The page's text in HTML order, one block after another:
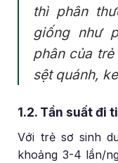
thì phân
giống như
phân của
sệt quánh,
1.2. Tần suất đi
Với trẻ sơ sinh
khoảng 3-4 lần/